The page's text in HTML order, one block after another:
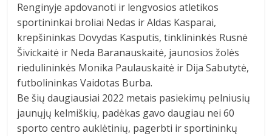
Renginyje apdovanoti ir lengvosios atletikos
sportininkai broliai Nedas ir Aldas Kasparai,
krepšininkas Dovydas Kasputis, tinklininkės Rusnė
Šivickaitė ir Neda Baranauskaitė, jaunosios žolės
riedulininkės Monika Paulauskaitė ir Dija Sabutytė,
futbolininkas Vaidotas Burba.
Be šių daugiausiai 2022 metais pasiekimų pelniusių
jaunųjų kelmiškių, padėkas gavo daugiau nei 60
sporto centro auklėtinių, pagerbti ir sportininkų